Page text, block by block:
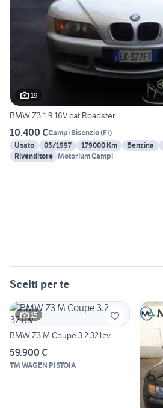
19
BMW Z3 1.9 16V cat Roadster
10.400 €Campi Bisenzio(FI)
Usato
05/1997 179000 Km Benzina
Rivenditore Motorium Campi
Scelti per te
15
BMW Z3 M Coupe 3.2 321cv
59.900 €
TM WAGEN PISTOIA